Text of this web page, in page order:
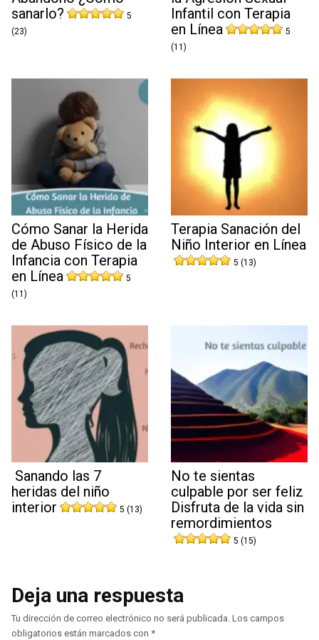
sanarlo?
5
(23)
Infantil con Terapia
en Línea
5
(11)
Cómo Sanar la Herida
de Abuso Físico de la
Infancia con Terapia
en Línea
5
(11)
Terapia Sanación del
Niño Interior en Línea
5 (13)
Sanando las 7
heridas del niño
interior
5 (13)
No te sientas
culpable por ser feliz
Disfruta de la vida sin
remordimientos
5 (15)
Deja una respuesta
Tu dirección de correo electrónico no será publicada. Los campos
obligatorios están marcados con *